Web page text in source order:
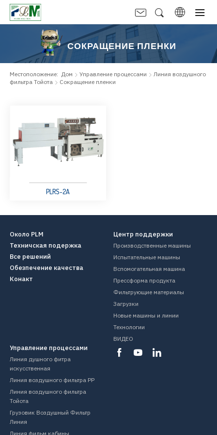
СОКРАЩЕНИЕ ПЛЕНКИ
Местоположение: Дом Управление процессами
Линия воздушного
фильтра Тойота
Сокращение пленки
PLRS-2A
Управление процессами
Линия душного фитра
искусственная
Линия воздушного фильтра PP
Линия воздушного фильтра
Тойота
Грузовик Воздушный Фильтр
Линия
Линия фильм кабины
Центр поддержки
Производственные машины
Испытательные машины
Вспомогательная машина
Прессформа продукта
Фильтрующие материалы
Загрузки
Новые машины и линии
Технологии
ВИДЕО
Около PLM
Техничская подержка
Все решений
Обезпечение качества
Конакт